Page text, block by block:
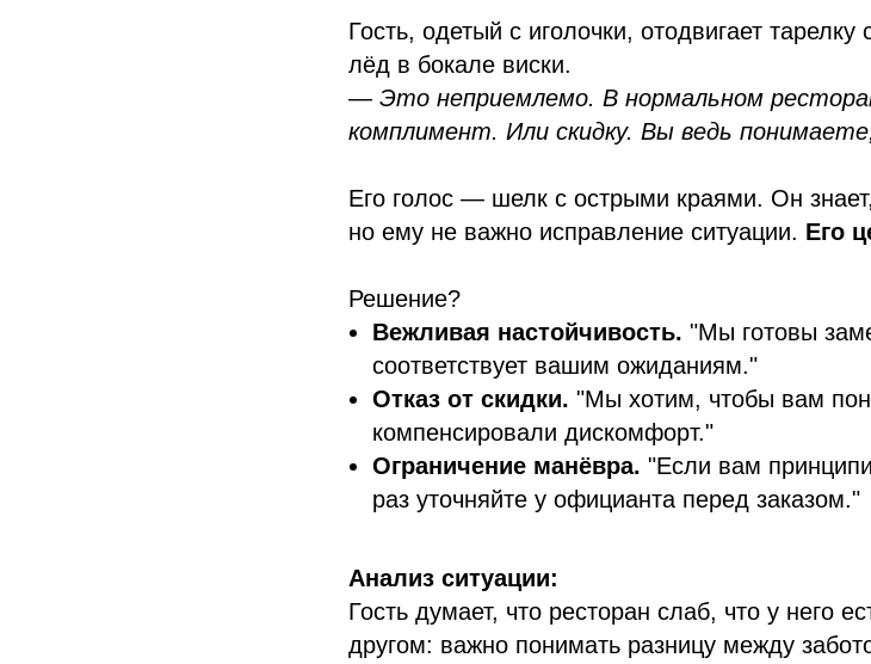
Гость, одетый с иголочки, отодвигает
лёд в бокале виски.
— Это неприемлемо. В нормальном
комплимент. Или скидку. Вы ведь
Его голос — шелк с острыми краями. Он
но ему не важно исправление ситуации. Его
Решение?
Вежливая настойчивость. "Мы готовы
соответствует вашим ожиданиям."
Отказ от скидки. "Мы хотим, чтобы вам
компенсировали дискомфорт."
Ограничение манёвра. "Если вам
раз уточняйте у официанта перед заказом."
Анализ ситуации:
Гость думает, что ресторан слаб, что у него
другом: важно понимать разницу между